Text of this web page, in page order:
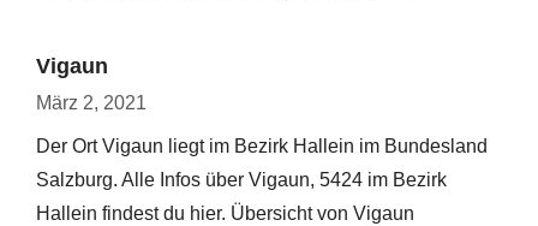
Vigaun
März 2, 2021
Der Ort Vigaun liegt im Bezirk Hallein im Bundesland
Salzburg. Alle Infos über Vigaun, 5424 im Bezirk
Hallein findest du hier. Übersicht von Vigaun